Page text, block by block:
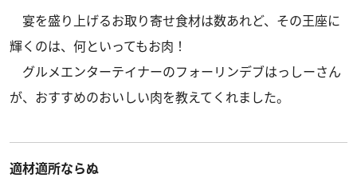
宴を盛り上げるお取り寄せ食材は数あれど、その王座に
輝くのは、何といってもお肉！
グルメエンターテイナーのフォーリンデブはっしーさん
が、おすすめのおいしい肉を教えてくれました。
適材適所ならぬ